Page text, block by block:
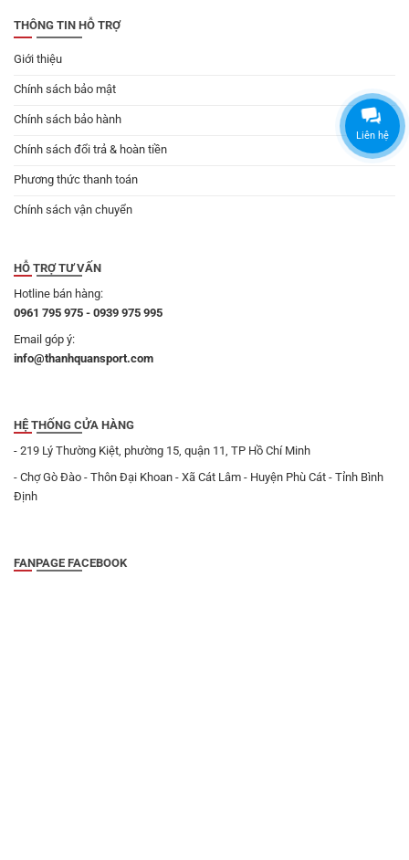
THÔNG TIN HỖ TRỢ
Giới thiệu
Chính sách bảo mật
Chính sách bảo hành
Chính sách đổi trả & hoàn tiền
Phương thức thanh toán
Chính sách vận chuyển
HỖ TRỢ TƯ VẤN
Hotline bán hàng:
0961 795 975 - 0939 975 995
Email góp ý:
info@thanhquansport.com
HỆ THỐNG CỬA HÀNG
- 219 Lý Thường Kiệt, phường 15, quận 11, TP Hồ Chí Minh
- Chợ Gò Đào - Thôn Đại Khoan - Xã Cát Lâm - Huyện Phù Cát - Tỉnh Bình
Định
FANPAGE FACEBOOK
Liên hệ